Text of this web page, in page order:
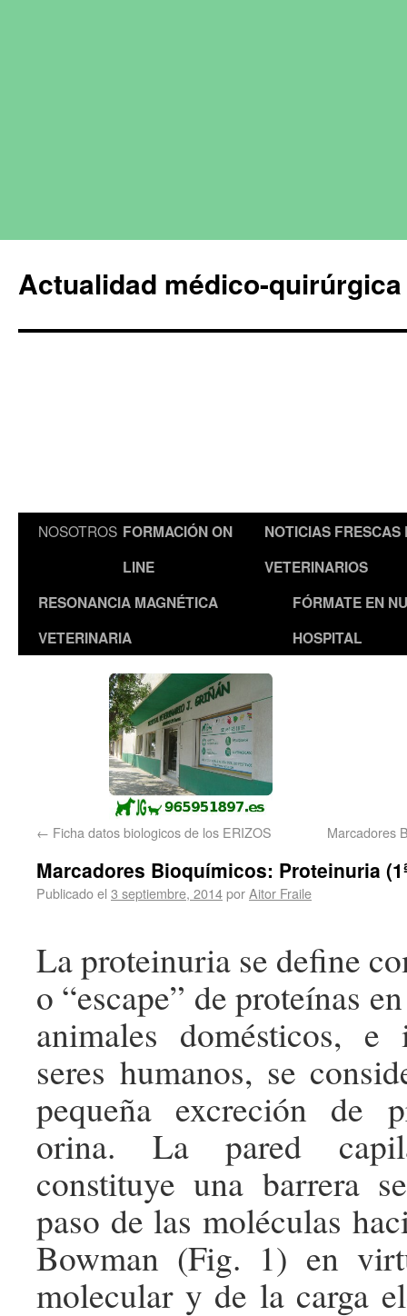
Actualidad médico-
NOSOTROS FORMACIÓN ON
LINE
NOTICIAS FRESCAS
VETERINARIOS
RESONANCIA MAGNÉTICA
VETERINARIA
FÓRMATE EN
HOSPITAL
← Ficha datos biologicos de los ERIZOS Marcadores
Marcadores Bioquímicos: Proteinuria
Publicado el 3 septiembre, 2014porAitor Fraile
La proteinuria se define
o “escape” de proteínas
animales domésticos,
seres humanos, se
pequeña excreción de
orina. La pared
constituye una barrera
paso de las moléculas
Bowman (Fig. 1) en
molecular y de la carga